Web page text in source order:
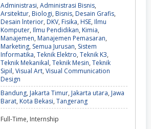
Administrasi, Administrasi Bisnis,
Arsitektur, Biologi, Bisnis, Desain Grafis,
Desain lnterior, DKV, Fisika, HSE, Ilmu
Komputer, Ilmu Pendidikan, Kimia,
Manajemen, Manajemen Pemasaran,
Marketing, Semua Jurusan, Sistem
Informatika, Teknik Elektro, Teknik K3,
Teknik Mekanikal, Teknik Mesin, Teknik
Sipil, Visual Art, Visual Communication
Design
Bandung, Jakarta Timur, Jakarta utara, Jawa
Barat, Kota Bekasi, Tangerang
Full-Time, Internship